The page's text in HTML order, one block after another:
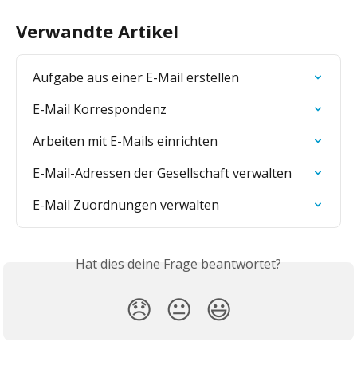
Verwandte Artikel
Aufgabe aus einer E-Mail erstellen
E-Mail Korrespondenz
Arbeiten mit E-Mails einrichten
E-Mail-Adressen der Gesellschaft verwalten
E-Mail Zuordnungen verwalten
Hat dies deine Frage beantwortet?
😞 😐 😃